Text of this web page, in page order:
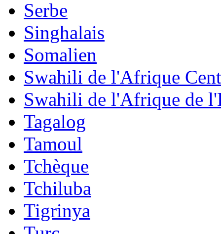
Serbe
Singhalais
Somalien
Swahili de l'Afrique
Swahili de l'Afrique de
Tagalog
Tamoul
Tchèque
Tchiluba
Tigrinya